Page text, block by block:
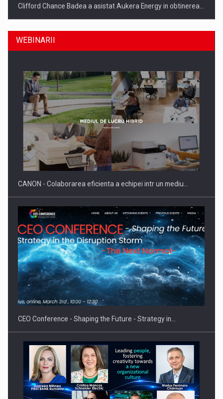
Clifford Chance Badea a asistat Aukera Energy in obtinerea…
SAPTE PERSONALITATI DIN MEDIUL DE AFACERI, ACADEMIC
SI INSTITUTIONAL…
Hard Enduro Piatra Craiului 2026, fueled by benzinariile RO…
WEBINARII
CANON - Colaborarea eficienta a echipei intr un mediu…
CEO Conference - Shaping the Future - Strategy in…